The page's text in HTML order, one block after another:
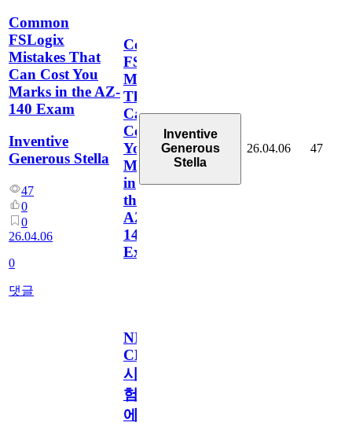
Common
FSLogix
Mistakes That
Can Cost You
Marks in the AZ-
140 Exam
Inventive
Generous Stella
47
0
0
26.04.06
0
댓글
Common
FSLogix
Mistakes
That
Can
Cost
You
Marks
in
the
AZ-
140
Exam
Inventive
Generous
Stella
26.04.06 47
NI
CLAD
시
험
에